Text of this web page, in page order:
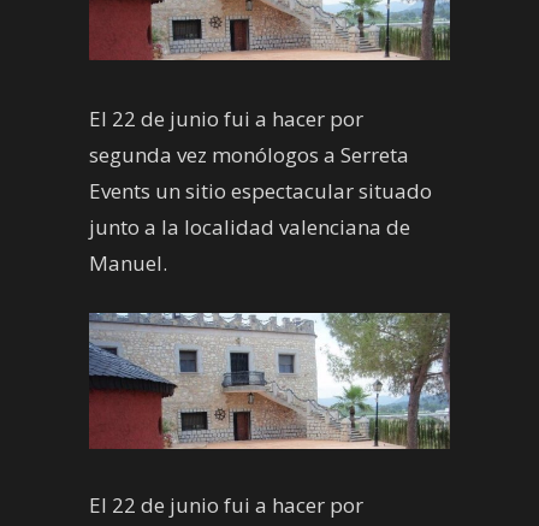
El 22 de junio fui a hacer por
segunda vez monólogos a Serreta
Events un sitio espectacular situado
junto a la localidad valenciana de
Manuel.
El 22 de junio fui a hacer por